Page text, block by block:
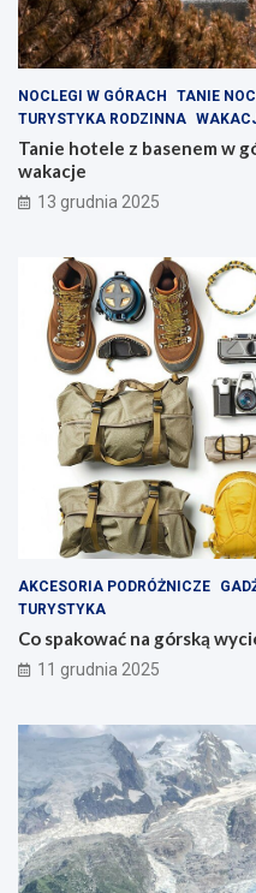
i
w
e
z
a
k
ą
t
k
d
z
i
n
n
e
w
a
k
NOCLEGI W GÓRACH TANIE
TURYSTYKA RODZINNA
Tanie hotele z basenem w
wakacje
13 grudnia 2025
AKCESORIA PODRÓŻNICZE
TURYSTYKA
Co spakować na górską
11 grudnia 2025